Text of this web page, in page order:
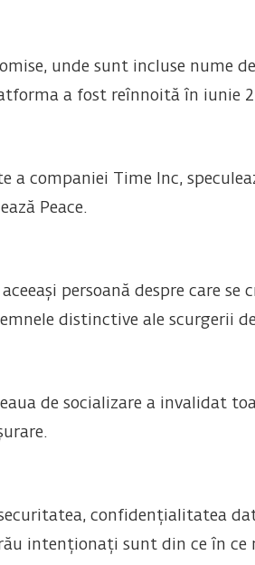
unde sunt incluse nume
a fost reînnoită în iunie
a companiei Time Inc,
Peace.
aceeași persoană despre care
distinctive ale scurgerii
de socializare a invalidat
securitatea, confidențialitatea
intenționați sunt din ce în